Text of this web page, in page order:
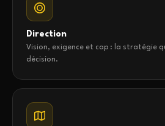
Direction
Vision, exigence et cap : la stratégie
décision.